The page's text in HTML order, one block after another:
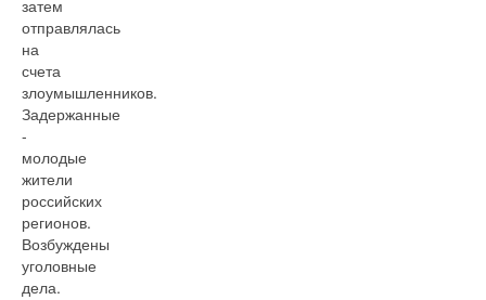
затем
отправлялась
на
счета
злоумышленников.
Задержанные
-
молодые
жители
российских
регионов.
Возбуждены
уголовные
дела.